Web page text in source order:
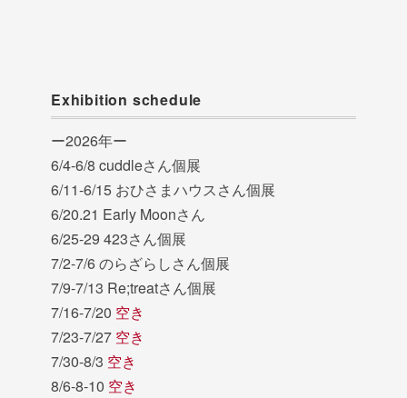
Exhibition schedule
ー2026年ー
6/4-6/8 cuddleさん個展
6/11-6/15 おひさまハウスさん個展
6/20.21 Early Moonさん
6/25-29 423さん個展
7/2-7/6 のらざらしさん個展
7/9-7/13 Re;treatさん個展
7/16-7/20 空き
7/23-7/27 空き
7/30-8/3 空き
8/6-8-10 空き